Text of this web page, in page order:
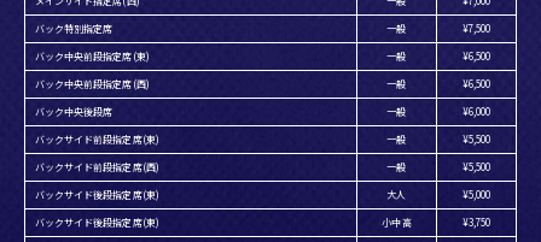
バック特別指定席 一般 ¥7,500
バック中央前段指定席(東) 一般 ¥6,500
バック中央前段指定席(西) 一般 ¥6,500
バック中央後段席 一般 ¥6,000
バックサイド前段指定席(東) 一般 ¥5,500
バックサイド前段指定席(西) 一般 ¥5,500
バックサイド後段指定席(東) 大人 ¥5,000
バックサイド後段指定席(東) 小中高 ¥3,750